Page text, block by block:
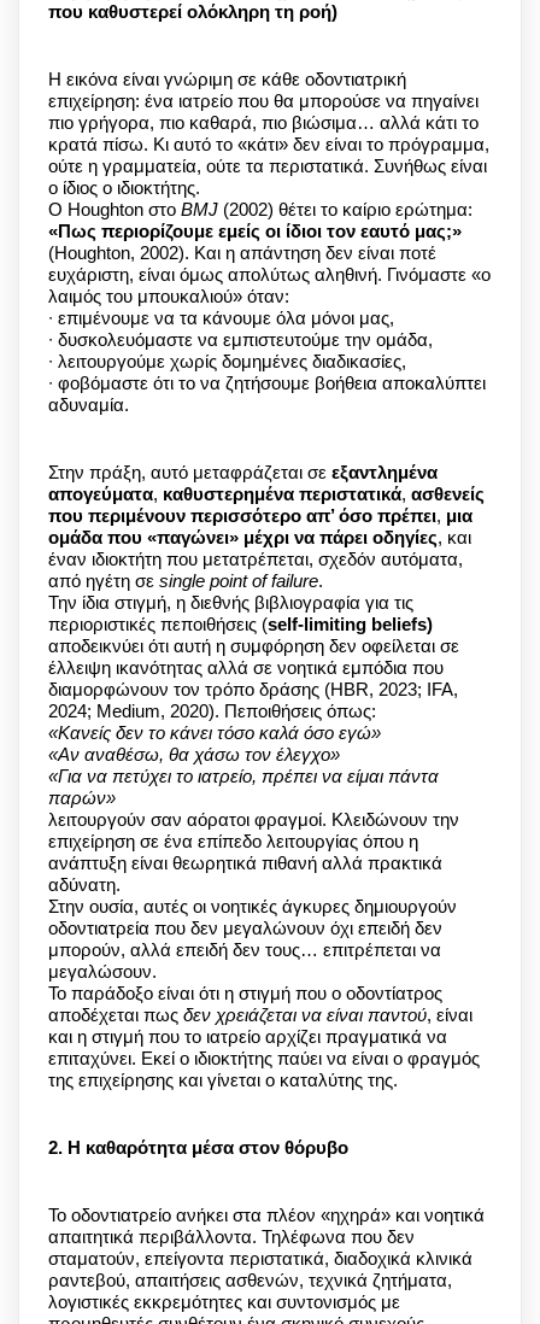
που καθυστερεί ολόκληρη τη ροή)
Η εικόνα είναι γνώριμη σε κάθε οδοντιατρική
επιχείρηση: ένα ιατρείο που θα μπορούσε να πηγαίνει
πιο γρήγορα, πιο καθαρά, πιο βιώσιμα… αλλά κάτι το
κρατά πίσω. Κι αυτό το «κάτι» δεν είναι το πρόγραμμα,
ούτε η γραμματεία, ούτε τα περιστατικά. Συνήθως είναι
ο ίδιος ο ιδιοκτήτης.
Ο Houghton στο BMJ (2002) θέτει το καίριο ερώτημα:
«Πως περιορίζουμε εμείς οι ίδιοι τον εαυτό μας;»
(Houghton, 2002). Και η απάντηση δεν είναι ποτέ
ευχάριστη, είναι όμως απολύτως αληθινή. Γινόμαστε «ο
λαιμός του μπουκαλιού» όταν:
∙ επιμένουμε να τα κάνουμε όλα μόνοι μας,
∙ δυσκολευόμαστε να εμπιστευτούμε την ομάδα,
∙ λειτουργούμε χωρίς δομημένες διαδικασίες,
∙ φοβόμαστε ότι το να ζητήσουμε βοήθεια αποκαλύπτει
αδυναμία.
Στην πράξη, αυτό μεταφράζεται σε εξαντλημένα
απογεύματα, καθυστερημένα περιστατικά, ασθενείς
που περιμένουν περισσότερο απ’ όσο πρέπει, μια
ομάδα που «παγώνει» μέχρι να πάρει οδηγίες, και
έναν ιδιοκτήτη που μετατρέπεται, σχεδόν αυτόματα,
από ηγέτη σε single point of failure.
Την ίδια στιγμή, η διεθνής βιβλιογραφία για τις
περιοριστικές πεποιθήσεις (self-limiting beliefs)
αποδεικνύει ότι αυτή η συμφόρηση δεν οφείλεται σε
έλλειψη ικανότητας αλλά σε νοητικά εμπόδια που
διαμορφώνουν τον τρόπο δράσης (HBR, 2023; IFA,
2024; Medium, 2020). Πεποιθήσεις όπως:
«Κανείς δεν το κάνει τόσο καλά όσο εγώ»
«Αν αναθέσω, θα χάσω τον έλεγχο»
«Για να πετύχει το ιατρείο, πρέπει να είμαι πάντα
παρών»
λειτουργούν σαν αόρατοι φραγμοί. Κλειδώνουν την
επιχείρηση σε ένα επίπεδο λειτουργίας όπου η
ανάπτυξη είναι θεωρητικά πιθανή αλλά πρακτικά
αδύνατη.
Στην ουσία, αυτές οι νοητικές άγκυρες δημιουργούν
οδοντιατρεία που δεν μεγαλώνουν όχι επειδή δεν
μπορούν, αλλά επειδή δεν τους… επιτρέπεται να
μεγαλώσουν.
Το παράδοξο είναι ότι η στιγμή που ο οδοντίατρος
αποδέχεται πως δεν χρειάζεται να είναι παντού, είναι
και η στιγμή που το ιατρείο αρχίζει πραγματικά να
επιταχύνει. Εκεί ο ιδιοκτήτης παύει να είναι ο φραγμός
της επιχείρησης και γίνεται ο καταλύτης της.
2. Η καθαρότητα μέσα στον θόρυβο
Το οδοντιατρείο ανήκει στα πλέον «ηχηρά» και νοητικά
απαιτητικά περιβάλλοντα. Τηλέφωνα που δεν
σταματούν, επείγοντα περιστατικά, διαδοχικά κλινικά
ραντεβού, απαιτήσεις ασθενών, τεχνικά ζητήματα,
λογιστικές εκκρεμότητες και συντονισμός με